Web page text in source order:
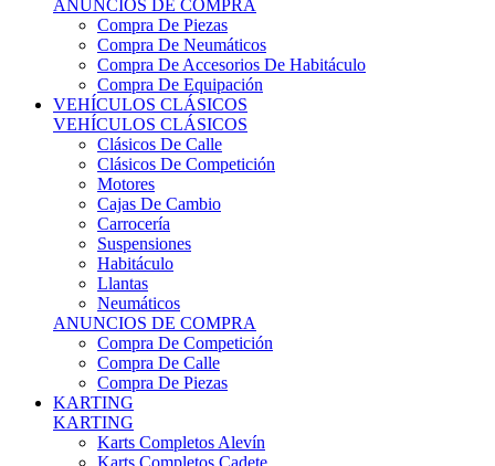
Compra De Neumáticos
Compra De Accesorios De Habitáculo
Compra De Equipación
VEHÍCULOS CLÁSICOS
VEHÍCULOS CLÁSICOS
Clásicos De Calle
Clásicos De Competición
Motores
Cajas De Cambio
Carrocería
Suspensiones
Habitáculo
Llantas
Neumáticos
ANUNCIOS DE COMPRA
Compra De Competición
Compra De Calle
Compra De Piezas
KARTING
KARTING
Karts Completos Alevín
Karts Completos Cadete
Karts Completos Junior